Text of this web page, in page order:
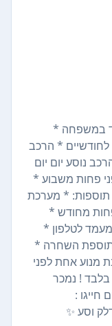
:) * יד 3 הועבר יד במשפחה *
* מנוע 1600 * טסט לחודשיים * הרכב
נוסע יום יום
פחות משבוע *
כל 7,000 קילומטר תוספות: * מערכת
לפני פחות מחודש *
לטלפון *
השחרה *
מנוע אחת לפני
בלבד ! נמכר
חייגו :